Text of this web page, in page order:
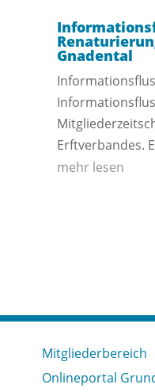
Gnadental
Erftverbandes.
mehr lesen
Mitgliederbereich
Onlineportal